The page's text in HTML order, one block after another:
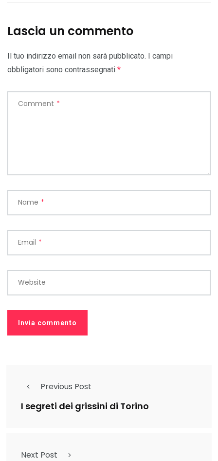
Lascia un commento
Il tuo indirizzo email non sarà pubblicato. I campi
obbligatori sono contrassegnati *
Comment *
Name *
Email *
Website
Previous Post
I segreti dei grissini di Torino
Next Post